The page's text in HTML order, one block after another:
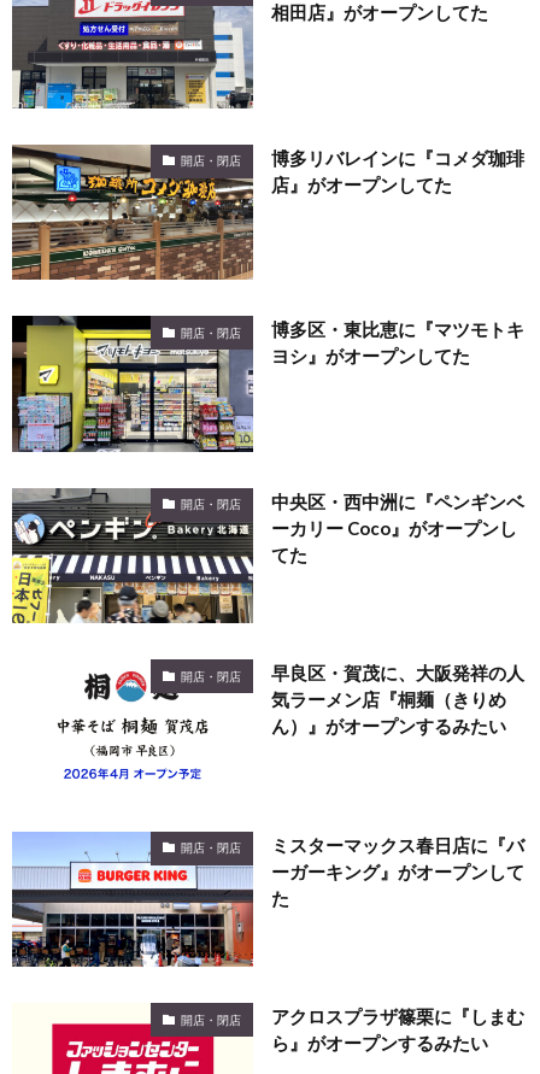
相田店』がオープンしてた
開店・閉店
博多リバレインに『コメダ珈琲
店』がオープンしてた
開店・閉店
博多区・東比恵に『マツモトキ
ヨシ』がオープンしてた
開店・閉店
中央区・西中洲に『ペンギンベ
ーカリー Coco』がオープンし
てた
開店・閉店
早良区・賀茂に、大阪発祥の人
気ラーメン店『桐麺（きりめ
ん）』がオープンするみたい
開店・閉店
ミスターマックス春日店に『バ
ーガーキング』がオープンして
た
開店・閉店
アクロスプラザ篠栗に『しまむ
ら』がオープンするみたい